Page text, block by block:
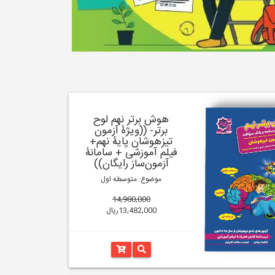
هوش برتر نهم لوح
برتر- ((ویژۀ آزمون
تیزهوشان پایۀ نهم+
فیلم آموزشی + سامانۀ
آزمون‌ساز رایگان))
موضوع: متوسطه اول
14,980,000
13,482,000ریال